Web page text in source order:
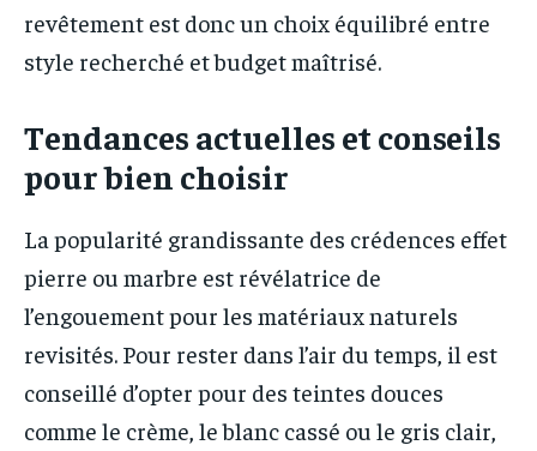
revêtement est donc un choix équilibré entre
style recherché et budget maîtrisé.
Tendances actuelles et conseils
pour bien choisir
La popularité grandissante des crédences effet
pierre ou marbre est révélatrice de
l’engouement pour les matériaux naturels
revisités. Pour rester dans l’air du temps, il est
conseillé d’opter pour des teintes douces
comme le crème, le blanc cassé ou le gris clair,